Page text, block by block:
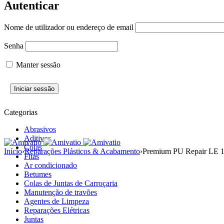
Autenticar
Nome de utilizador ou endereço de email
Senha
Manter sessão
Categorias
Abrasivos
Aditivos
Colas
Fitas
Ar condicionado
Betumes
Colas de Juntas de Carroçaria
Manutenção de travões
Agentes de Limpeza
Reparações Elétricas
Juntas
Início›Reparações Plásticos & Acabamento›Premium PU Repair LE